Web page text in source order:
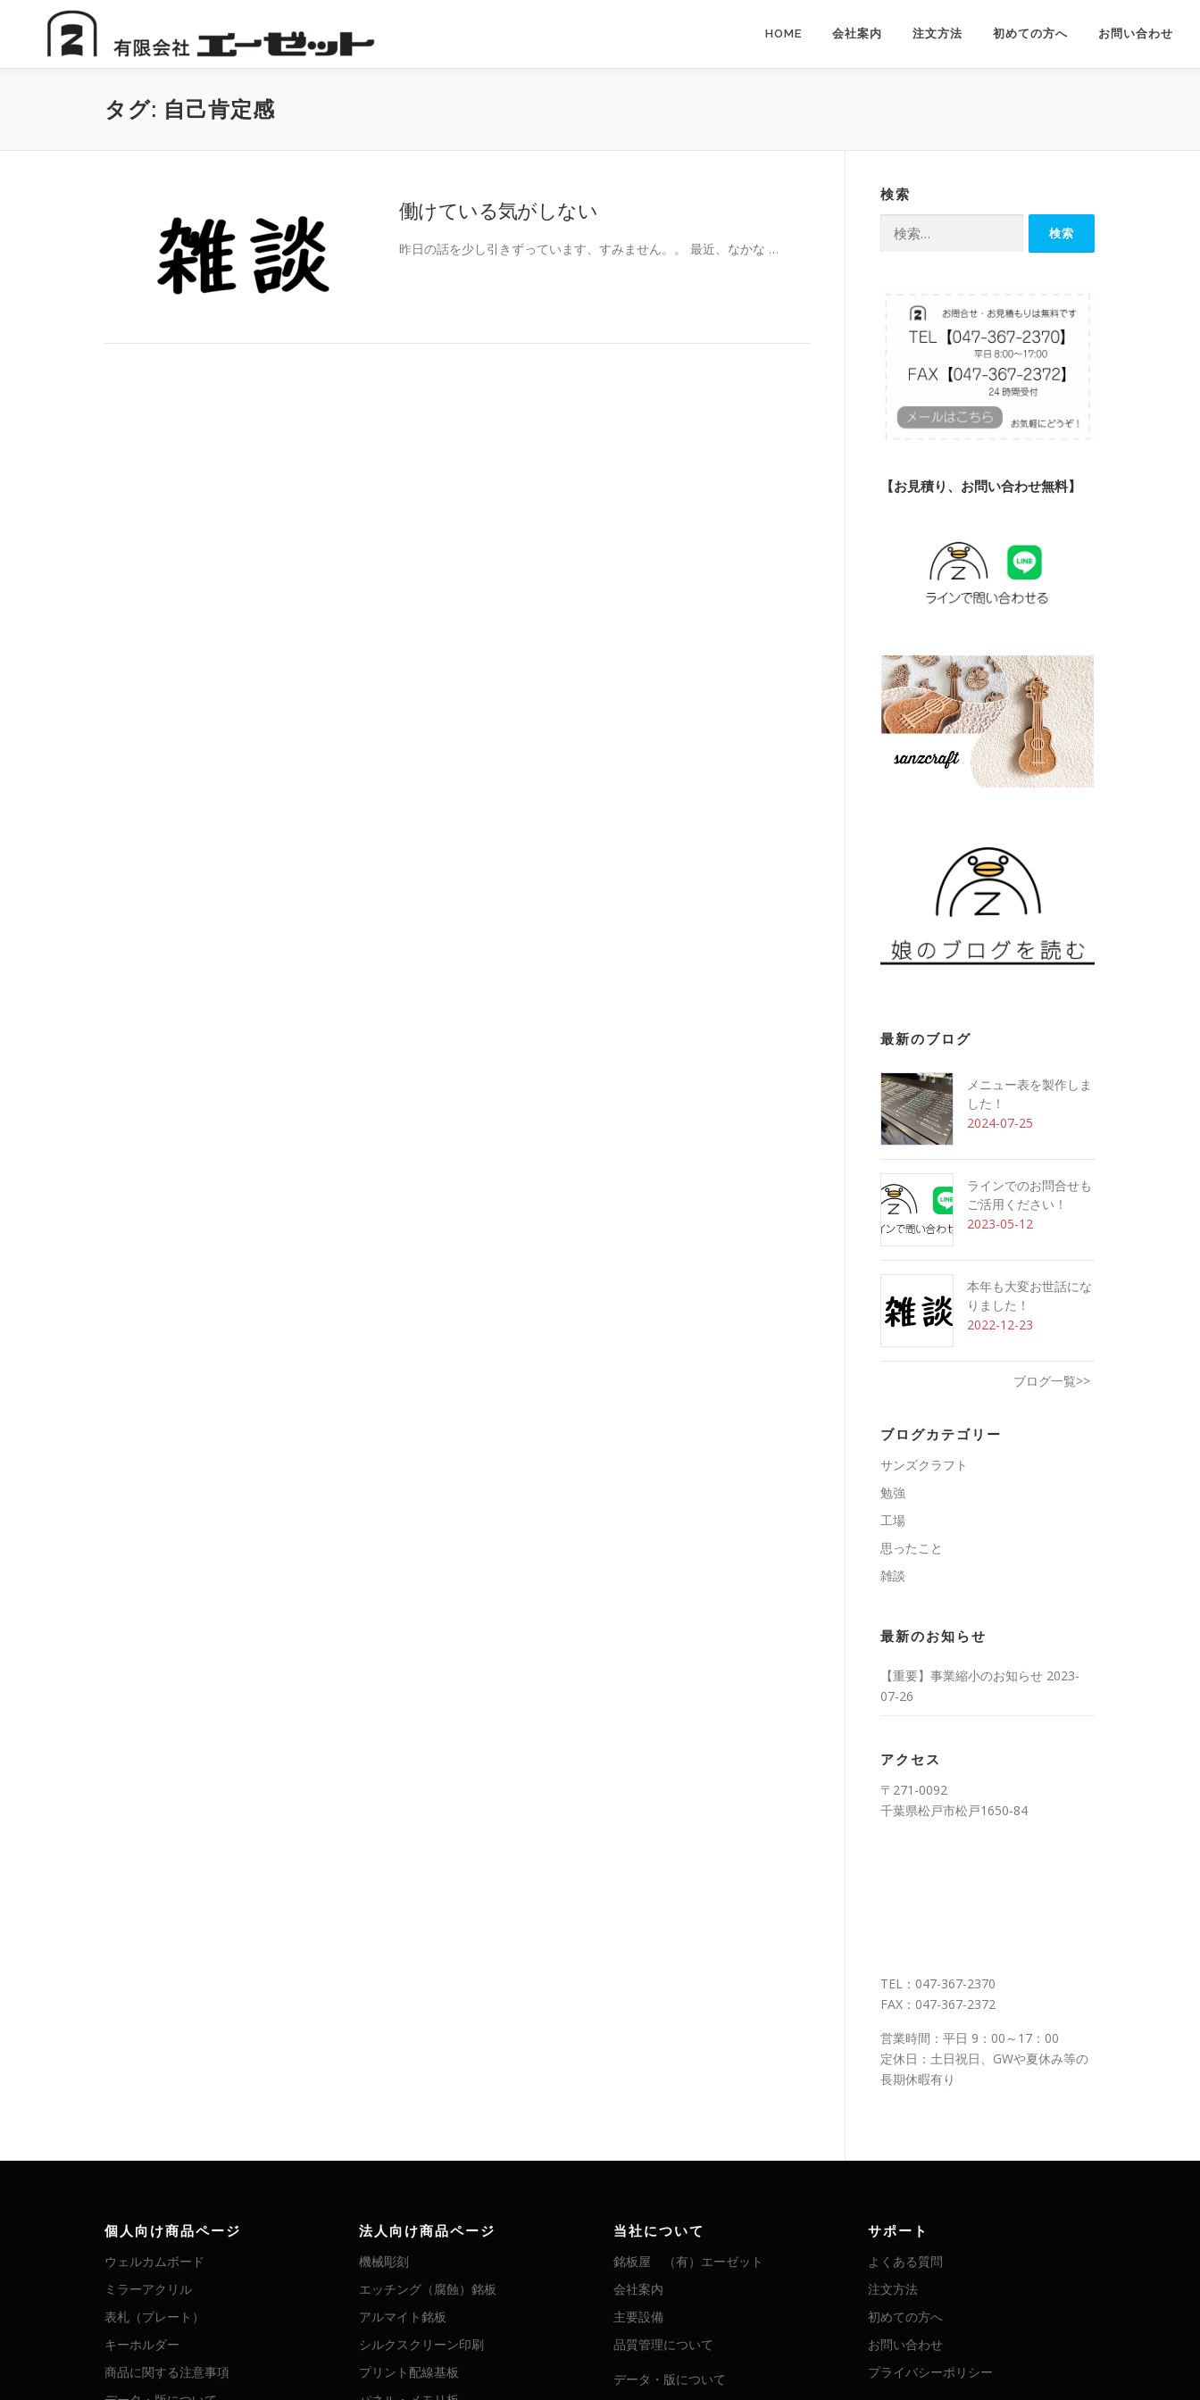
ン
HOME 会社案内 注文方法 初めての方へ お問い合わせ
タグ: 自己肯定感
働けている気がしない
昨日の話を少し引きずっています、すみません。。 最近、なかな …
検索
【お見積り、お問い合わせ無料】
最新のブログ
メニュー表を製作しま
した！
2024-07-25
ラインでのお問合せも
ご活用ください！
2023-05-12
本年も大変お世話にな
りました！
2022-12-23
ブログ一覧>>
ブログカテゴリー
サンズクラフト
勉強
工場
思ったこと
雑談
最新のお知らせ
【重要】事業縮小のお知らせ 2023-
07-26
アクセス
〒271-0092
千葉県松戸市松戸1650-84
TEL：047-367-2370
FAX：047-367-2372
営業時間：平日 9：00～17：00
定休日：土日祝日、GWや夏休み等の
長期休暇有り
個人向け商品ページ
ウェルカムボード
ミラーアクリル
表札（プレート）
キーホルダー
商品に関する注意事項
法人向け商品ページ
機械彫刻
エッチング（腐蝕）銘板
アルマイト銘板
シルクスクリーン印刷
プリント配線基板
当社について
銘板屋 （有）エーゼット
会社案内
主要設備
品質管理について
データ・版について
サポート
よくある質問
注文方法
初めての方へ
お問い合わせ
プライバシーポリシー